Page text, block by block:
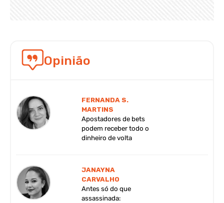
Opinião
FERNANDA S.
MARTINS
Apostadores de bets
podem receber todo o
dinheiro de volta
JANAYNA
CARVALHO
Antes só do que
assassinada: